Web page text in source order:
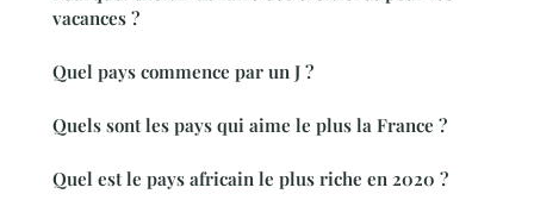
vacances ?
Quel pays commence par un J ?
Quels sont les pays qui aime le plus la France ?
Quel est le pays africain le plus riche en 2020 ?